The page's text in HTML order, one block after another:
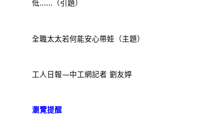
低……（引題）
全職太太若何能安心帶娃（主題）
工人日報—中工網記者 劉友婷
瀏覽提醒